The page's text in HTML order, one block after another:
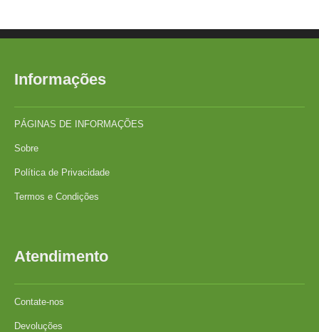
Informações
PÁGINAS DE INFORMAÇÕES
Sobre
Política de Privacidade
Termos e Condições
Atendimento
Contate-nos
Devoluções